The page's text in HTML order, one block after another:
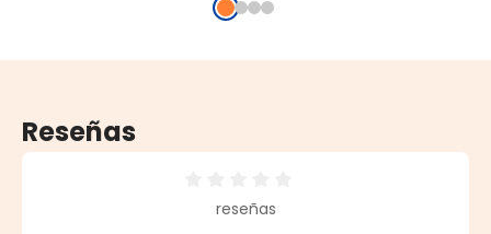
Reseñas
Calificación promedio de 0 de 5 estrellas
reseñas